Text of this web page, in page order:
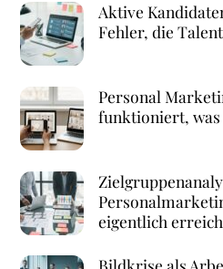
Aktive
Fehler, die
Personal
funktioniert,
eigentlich